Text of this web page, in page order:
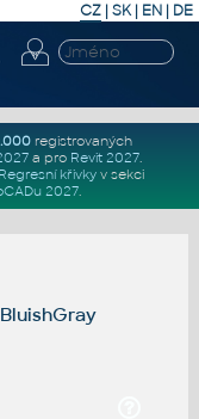
CZ | SK| EN | DE
registrovaných
a pro Revit 2027.
Regresní křivkyv sekci
2027.